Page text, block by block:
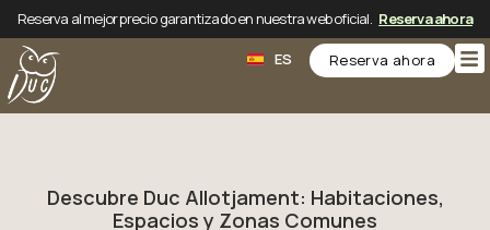
Reserva al mejor precio garantizado en nuestra web oficial. Reserva ahora
Reserva ahora
ES
CA
EN
Descubre Duc Allotjament: Habitaciones,
Espacios y Zonas Comunes